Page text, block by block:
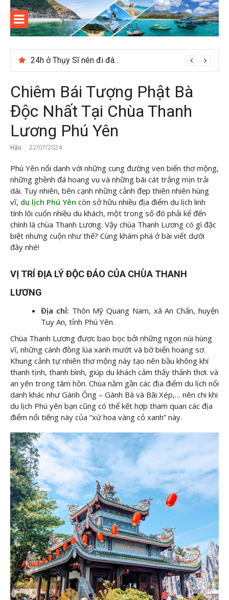
Skip
content
Kinh
nghiệm
du lịch
Côn Đảo
Thông tin và kinh nghiệm khi du lịch Côn Đảo
24h ở Thụy Sĩ nên đi đâu, chơi gì?
Chiêm Bái Tượng Phật Bà
Độc Nhất Tại Chùa Thanh
Lương Phú Yên
Hậu 22/07/2024
Phú Yên nổi danh với những cung đường ven biển thơ mộng,
những ghềnh đá hoang vu và những bãi cát trắng mịn trải
dài. Tuy nhiên, bên cạnh những cảnh đẹp thiên nhiên hùng
vĩ, du lịch Phú Yên còn sở hữu nhiều địa điểm du lịch linh
tính lôi cuốn nhiều du khách, một trong số đó phải kể đến
chính là chùa Thanh Lương. Vậy chùa Thanh Lương có gì đặc
biệt nhưng cuộn như thế? Cùng khám phá ở bài viết dưới
đây nhé!
VỊ TRÍ ĐỊA LÝ ĐỘC ĐÁO CỦA CHÙA THANH
LƯƠNG
Địa chỉ: Thôn Mỹ Quang Nam, xã An Chấn, huyện
Tuy An, tỉnh Phú Yên.
Chùa Thanh Lương được bao bọc bởi những ngọn núi hùng
vĩ, những cánh đồng lúa xanh mướt và bờ biển hoang sơ.
Khung cảnh tự nhiên thơ mộng này tạo nên bầu không khí
thanh tịnh, thanh bình, giúp du khách cảm thấy thảnh thơi. và
an yên trong tâm hồn. Chùa nằm gần các địa điểm du lịch nổi
danh khác như Gành Ông – Gành Bà và Bãi Xép,… nên chi khi
du lịch Phú yên bạn cũng có thể kết hợp tham quan các địa
điểm nổi tiếng này của “xứ hoa vàng cỏ xanh” này.